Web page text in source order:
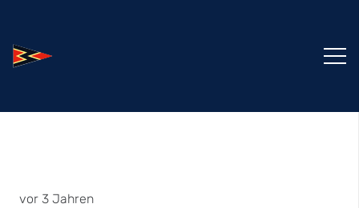
vor 3 Jahren